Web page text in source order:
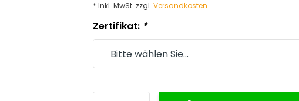
* Inkl. MwSt. zzgl.Versandkosten
Zertifikat: *